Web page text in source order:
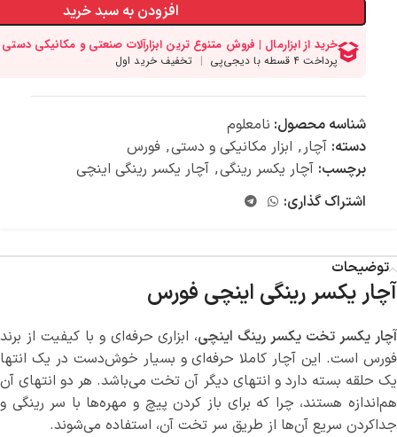
افزودن به سبد خرید
شناسه محصول: نامعلوم
دسته: آچار, ابزار مکانیکی و دستی, فورس
برچسب: آچار یکسر رینگی, آچار یکسر رینگی اینچی
اشتراک گذاری:
توضیحات
آچار یکسر رینگی اینچی فورس
آچار یکسر تخت یکسر رینگ اینچی، ابزاری حرفه‌ای و با کیفیت از برند
فورس است. این آچار کاملا حرفه‌ای و بسیار خوش‌دست در یک انتها
یک حلقه بسته دارد و انتهای دیگر آن تخت می‌باشد. هر دو انتهای آن
هم‌اندازه هستند، چرا که برای باز کردن پیچ و مهره‌ها با سر رینگی و
جداکردن سریع آن‌ها از طریق سر تخت آن، استفاده می‌شوند.